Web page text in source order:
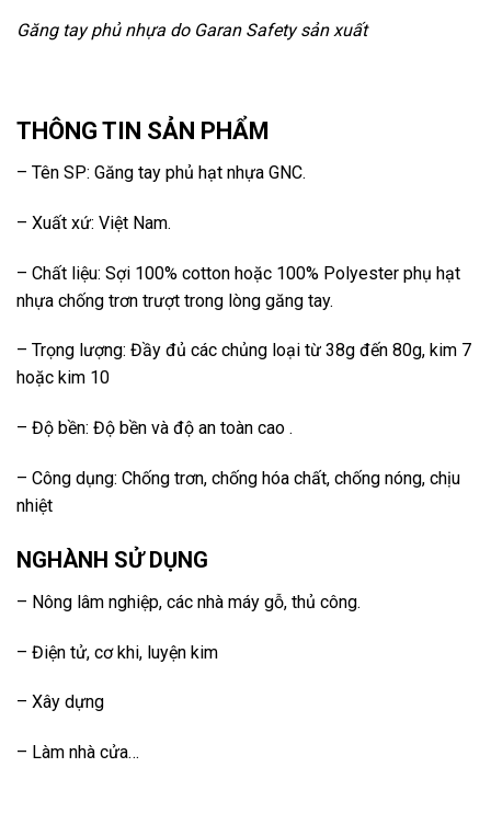
Găng tay phủ nhựa do Garan Safety sản xuất
THÔNG TIN SẢN PHẨM
– Tên SP: Găng tay phủ hạt nhựa GNC.
– Xuất xứ: Việt Nam.
– Chất liệu: Sợi 100% cotton hoặc 100% Polyester phụ hạt
nhựa chống trơn trượt trong lòng găng tay.
– Trọng lượng: Đầy đủ các chủng loại từ 38g đến 80g, kim 7
hoặc kim 10
– Độ bền: Độ bền và độ an toàn cao .
– Công dụng: Chống trơn, chống hóa chất, chống nóng, chịu
nhiệt
NGHÀNH SỬ DỤNG
– Nông lâm nghiệp, các nhà máy gỗ, thủ công.
– Điện tử, cơ khi, luyện kim
– Xây dựng
– Làm nhà cửa…